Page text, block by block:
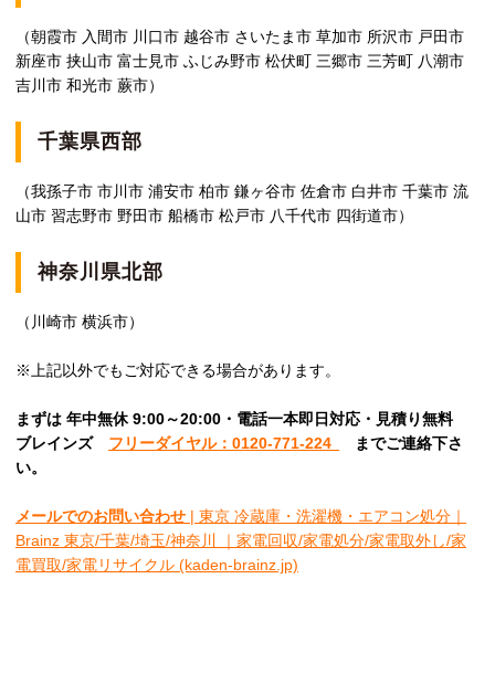
（朝霞市 入間市 川口市 越谷市 さいたま市 草加市 所沢市 戸田市
新座市 挟山市 富士見市 ふじみ野市 松伏町 三郷市 三芳町 八潮市
吉川市 和光市 蕨市）
千葉県西部
（我孫子市 市川市 浦安市 柏市 鎌ヶ谷市 佐倉市 白井市 千葉市 流
山市 習志野市 野田市 船橋市 松戸市 八千代市 四街道市）
神奈川県北部
（川崎市 横浜市）
※上記以外でもご対応できる場合があります。
まずは 年中無休 9:00～20:00・電話一本即日対応・見積り無料
ブレインズ フリーダイヤル：0120-771-224 までご連絡下さ
い。
メールでのお問い合わせ | 東京 冷蔵庫・洗濯機・エアコン処分｜
Brainz 東京/千葉/埼玉/神奈川 ｜家電回収/家電処分/家電取外し/家
電買取/家電リサイクル (kaden-brainz.jp)